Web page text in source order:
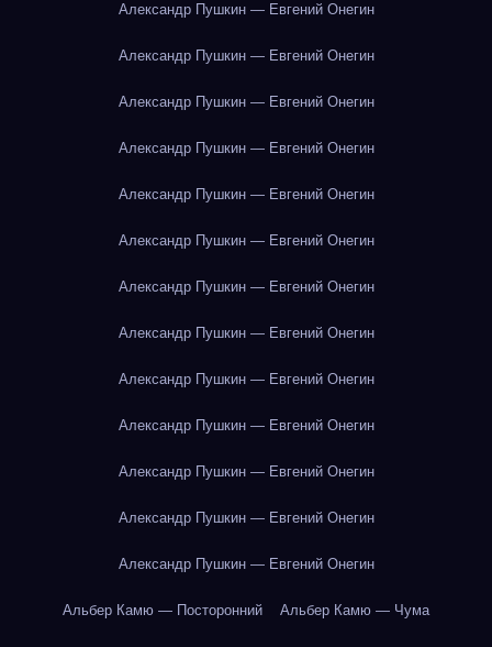
Александр Пушкин — Евгений Онегин
Александр Пушкин — Евгений Онегин
Александр Пушкин — Евгений Онегин
Александр Пушкин — Евгений Онегин
Александр Пушкин — Евгений Онегин
Александр Пушкин — Евгений Онегин
Александр Пушкин — Евгений Онегин
Александр Пушкин — Евгений Онегин
Александр Пушкин — Евгений Онегин
Александр Пушкин — Евгений Онегин
Александр Пушкин — Евгений Онегин
Александр Пушкин — Евгений Онегин
Александр Пушкин — Евгений Онегин
Альбер Камю — Посторонний Альбер Камю — Чума